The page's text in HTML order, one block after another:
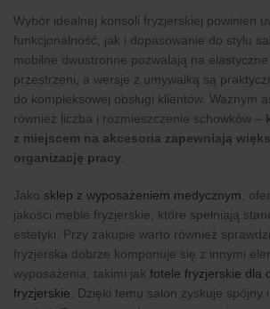
Wybór idealnej konsoli fryzjerskiej powinien
funkcjonalność, jak i dopasowanie do stylu
mobilne dwustronne pozwalają na
przestrzeni, a wersje z umywalką są
do kompleksowej obsługi klientów. Ważnym
również liczba i rozmieszczenie schowków –
z miejscem na akcesoria zapewniają
organizację pracy
Jako sklep z wyposażeniem medycznym ,
jakości meble fryzjerskie, które spełniają
estetyki. Przy zakupie warto również
fryzjerska dobrze komponuje się z innymi
wyposażenia, takimi jak fotele fryzjerskie dla
fryzjerskie . Dzięki temu salon zyskuje spójny